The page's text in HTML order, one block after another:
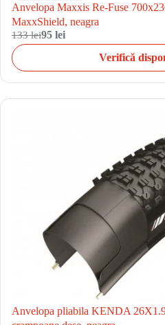
Anvelopa Maxxis Re-Fuse
MaxxShield, neagra
133 lei95 lei
Verifică
Anvelopa pliabila KENDA